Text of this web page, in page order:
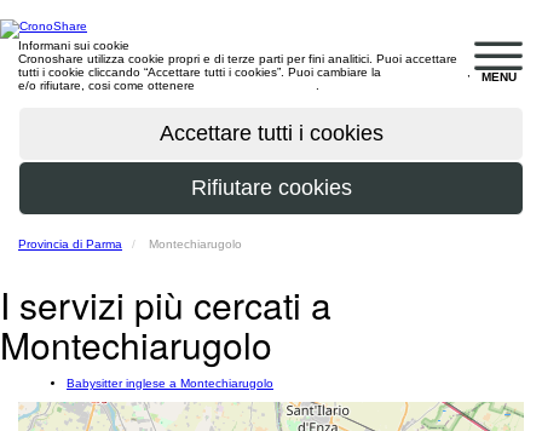
MENU
Informani sui cookie
Cronoshare utilizza cookie propri e di terze parti per fini analitici. Puoi accettare
tutti i cookie cliccando “Accettare tutti i cookies”. Puoi cambiare la
e/o rifiutare, cosi come ottenere
Provincia di Parma Montechiarugolo
I servizi più cercati a
Montechiarugolo
Babysitter inglese a Montechiarugolo